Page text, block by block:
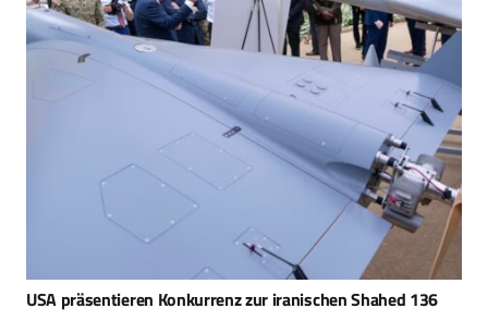
USA präsentieren Konkurrenz zur iranischen Shahed 136